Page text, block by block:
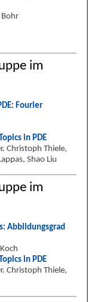
Bohr
im
Fourier
in PDE
Christoph Thiele,
Shao Liu
im
Abbildungsgrad
in PDE
Christoph Thiele,